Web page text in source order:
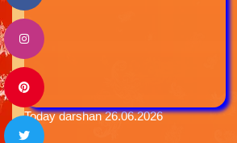
Today darshan 26.06.2026